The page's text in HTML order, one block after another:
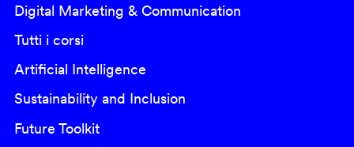
Digital Marketing & Communication
Tutti i corsi
Artificial Intelligence
Sustainability and Inclusion
Future Toolkit